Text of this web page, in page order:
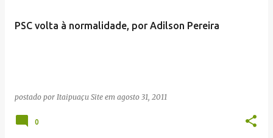
PSC volta à normalidade, por Adilson Pereira
postado por Itaipuaçu Site em agosto 31, 2011
0